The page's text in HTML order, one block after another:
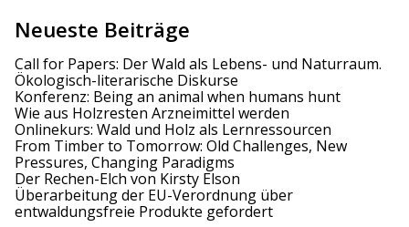
Neueste Beiträge
Call for Papers: Der Wald als Lebens- und Naturraum.
Ökologisch-literarische Diskurse
Konferenz: Being an animal when humans hunt
Wie aus Holzresten Arzneimittel werden
Onlinekurs: Wald und Holz als Lernressourcen
From Timber to Tomorrow: Old Challenges, New
Pressures, Changing Paradigms
Der Rechen-Elch von Kirsty Elson
Überarbeitung der EU-Verordnung über
entwaldungsfreie Produkte gefordert